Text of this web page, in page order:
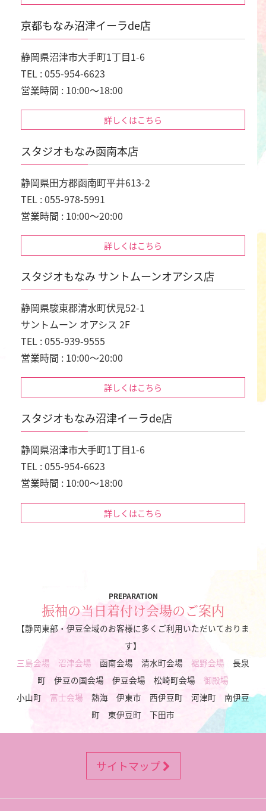
京都もなみ沼津イーラde店
静岡県沼津市大手町1丁目1-6
TEL : 055-954-6623
営業時間 : 10:00～18:00
詳しくはこちら
スタジオもなみ函南本店
静岡県田方郡函南町平井613-2
TEL : 055-978-5991
営業時間 : 10:00～20:00
詳しくはこちら
スタジオもなみ サントムーンオアシス店
静岡県駿東郡清水町伏見52-1
サントムーン オアシス 2F
TEL : 055-939-9555
営業時間 : 10:00～20:00
詳しくはこちら
スタジオもなみ沼津イーラde店
静岡県沼津市大手町1丁目1-6
TEL : 055-954-6623
営業時間 : 10:00～18:00
詳しくはこちら
PREPARATION
振袖の当日着付け会場のご案内
【静岡東部・伊豆全域のお客様に多くご利用いただいておりま
す】
三島会場
沼津会場 函南会場 清水町会場 裾野会場 長泉
町 伊豆の国会場 伊豆会場 松崎町会場 御殿場
小山町 富士会場 熱海 伊東市 西伊豆町 河津町 南伊豆
町 東伊豆町 下田市
サイトマップ